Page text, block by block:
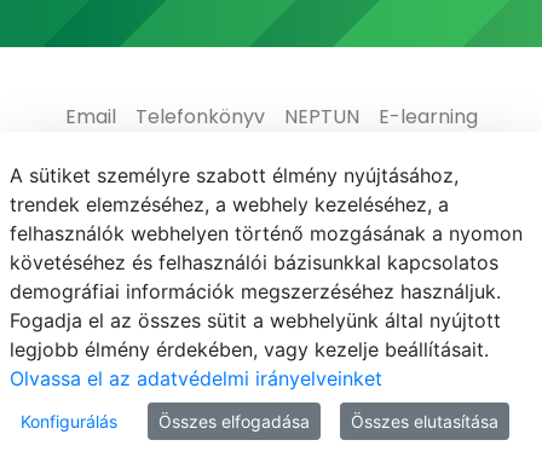
Email Telefonkönyv NEPTUN
E-learning
Médiaközpont
Informatikai Igazgatóság
Adatvédelem
© MATE 2021
A sütiket személyre szabott élmény nyújtásához,
trendek elemzéséhez, a webhely kezeléséhez, a
felhasználók webhelyen történő mozgásának a nyomon
követéséhez és felhasználói bázisunkkal kapcsolatos
demográfiai információk megszerzéséhez használjuk.
Fogadja el az összes sütit a webhelyünk által nyújtott
legjobb élmény érdekében, vagy kezelje beállításait.
Olvassa el az adatvédelmi irányelveinket
Konfigurálás Összes elfogadása Összes elutasítása